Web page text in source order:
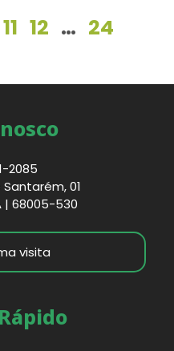
11 12 … 24
2085
01
| 68005-530
visita